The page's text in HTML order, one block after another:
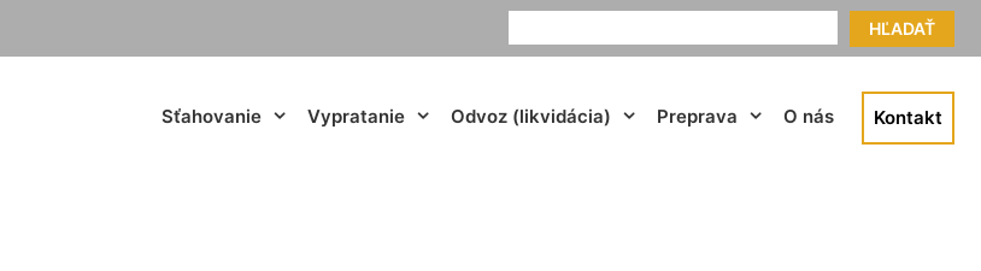
HĽADAŤ
Sťahovanie Vypratanie Odvoz (likvidácia) Preprava O nás Kontakt